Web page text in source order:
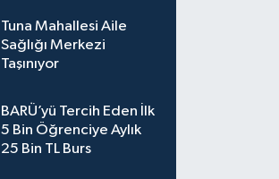
Tuna Mahallesi Aile
Sağlığı Merkezi
Taşınıyor
BARÜ’yü Tercih Eden İlk
5 Bin Öğrenciye Aylık
25 Bin TL Burs